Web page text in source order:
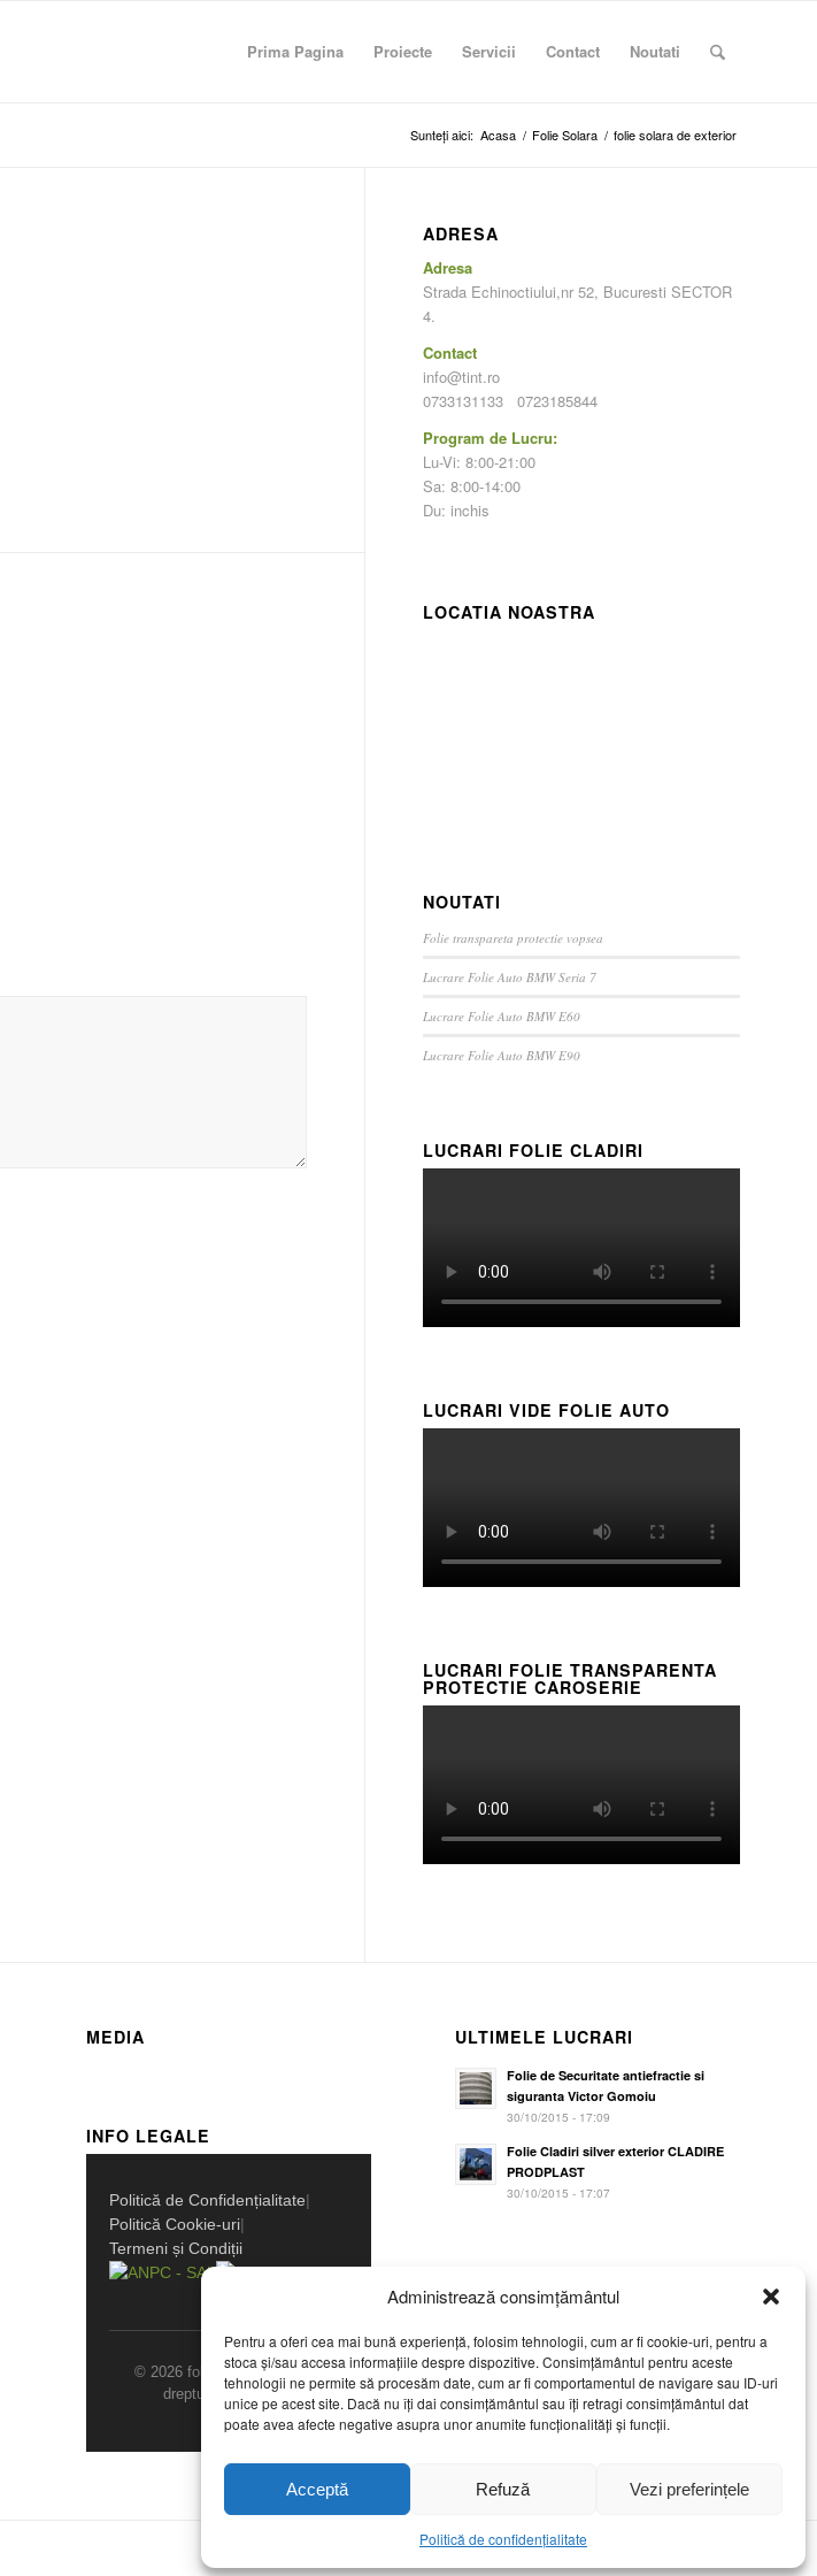
Administrează consimțământul
Pentru a oferi cea mai bună experiență, folosim tehnologii, cum ar fi cookie-uri, pentru a
stoca și/sau accesa informațiile despre dispozitive. Consimțământul pentru aceste
tehnologii ne permite să procesăm date, cum ar fi comportamentul de navigare sau ID-uri
unice pe acest site. Dacă nu îți dai consimțământul sau îți retragi consimțământul dat
poate avea afecte negative asupra unor anumite funcționalități și funcții.
Acceptă Refuză Vezi preferințele
Politică de confidențialitate
Prima Pagina Proiecte Servicii Contact Noutati
Sunteți aici: Acasa / Folie Solara / folie solara de exterior
ADRESA
Adresa
Strada Echinoctiului,nr 52, Bucuresti SECTOR
4.
Contact
info@tint.ro
0733131133
0723185844
Program de Lucru:
Lu-Vi: 8:00-21:00
Sa: 8:00-14:00
Du: inchis
LOCATIA NOASTRA
NOUTATI
Folie transpareta protectie vopsea
Lucrare Folie Auto BMW Seria 7
Lucrare Folie Auto BMW E60
Lucrare Folie Auto BMW E90
LUCRARI FOLIE CLADIRI
LUCRARI VIDE FOLIE AUTO
LUCRARI FOLIE TRANSPARENTA
PROTECTIE CAROSERIE
MEDIA
INFO LEGALE
Politică de Confidențialitate|
Politică Cookie-uri|
Termeni și Condiții
© 2026 folie-solara.ro. Toate
drepturile rezervate.
ULTIMELE LUCRARI
Folie de Securitate antiefractie si
siguranta Victor Gomoiu
30/10/2015 - 17:09
Folie Cladiri silver exterior CLADIRE
PRODPLAST
30/10/2015 - 17:07